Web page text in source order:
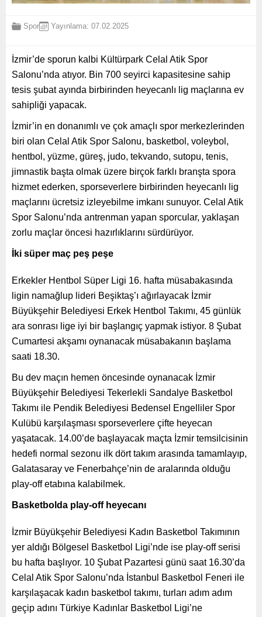
Spor Yayınlama: 07.02.2025
İzmir’de sporun kalbi Kültürpark Celal Atik Spor
Salonu’nda atıyor. Bin 700 seyirci kapasitesine sahip
tesis şubat ayında birbirinden heyecanlı lig maçlarına ev
sahipliği yapacak.
İzmir’in en donanımlı ve çok amaçlı spor merkezlerinden
biri olan Celal Atik Spor Salonu, basketbol, voleybol,
hentbol, yüzme, güreş, judo, tekvando, sutopu, tenis,
jimnastik başta olmak üzere birçok farklı branşta spora
hizmet ederken, sporseverlere birbirinden heyecanlı lig
maçlarını ücretsiz izleyebilme imkanı sunuyor. Celal Atik
Spor Salonu’nda antrenman yapan sporcular, yaklaşan
zorlu maçlar öncesi hazırlıklarını sürdürüyor.
İki süper maç peş peşe
Erkekler Hentbol Süper Ligi 16. hafta müsabakasında
ligin namağlup lideri Beşiktaş’ı ağırlayacak İzmir
Büyükşehir Belediyesi Erkek Hentbol Takımı, 45 günlük
ara sonrası lige iyi bir başlangıç yapmak istiyor. 8 Şubat
Cumartesi akşamı oynanacak müsabakanın başlama
saati 18.30.
Bu dev maçın hemen öncesinde oynanacak İzmir
Büyükşehir Belediyesi Tekerlekli Sandalye Basketbol
Takımı ile Pendik Belediyesi Bedensel Engelliler Spor
Kulübü karşılaşması sporseverlere çifte heyecan
yaşatacak. 14.00’de başlayacak maçta İzmir temsilcisinin
hedefi normal sezonu ilk dört takım arasında tamamlayıp,
Galatasaray ve Fenerbahçe’nin de aralarında olduğu
play-off etabına kalabilmek.
Basketbolda play-off heyecanı
İzmir Büyükşehir Belediyesi Kadın Basketbol Takımının
yer aldığı Bölgesel Basketbol Ligi’nde ise play-off serisi
bu hafta başlıyor. 10 Şubat Pazartesi günü saat 16.30’da
Celal Atik Spor Salonu’nda İstanbul Basketbol Feneri ile
karşılaşacak kadın basketbol takımı, turları adım adım
geçip adını Türkiye Kadınlar Basketbol Ligi’ne